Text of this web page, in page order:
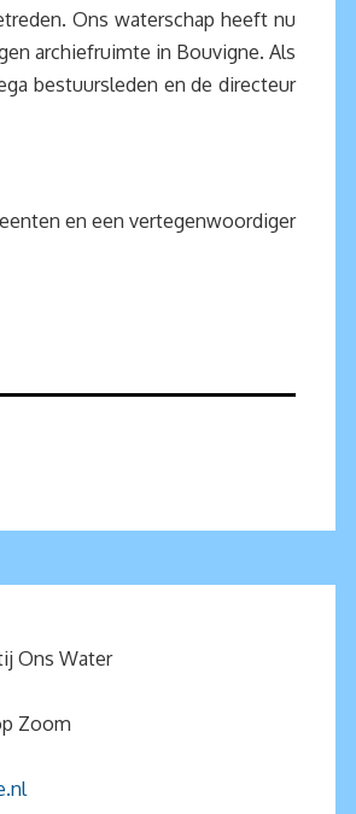
Ons waterschap heeft nu
archiefruimte in Bouvigne. Als
bestuursleden en de directeur
en een vertegenwoordiger
Ons Water
Zoom